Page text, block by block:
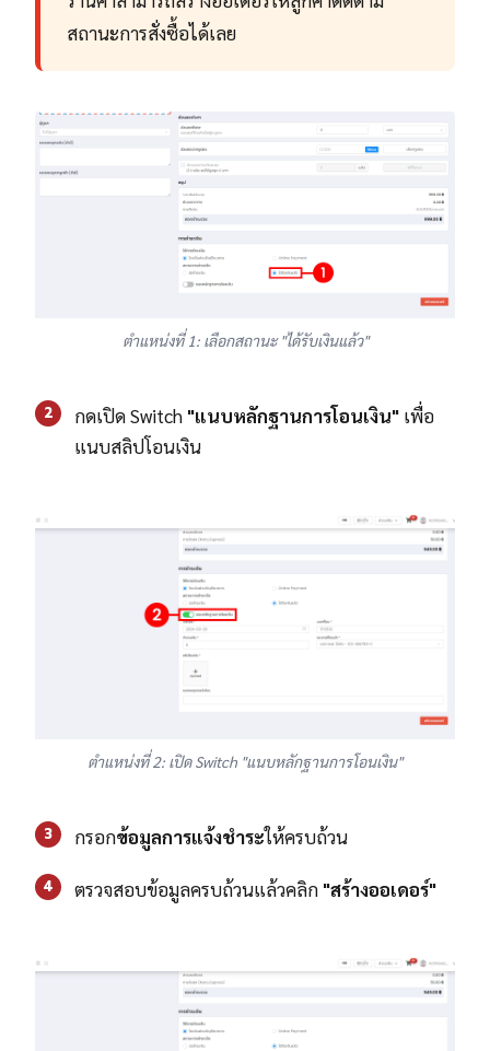
สถานะการสั่งซื้อได้เลย
ตำแหน่งที่ 1: เลือกสถานะ "ได้รับเงินแล้ว"
2 กดเปิด Switch "แนบหลักฐานการโอนเงิน" เพื่อ
แนบสลิปโอนเงิน
ตำแหน่งที่ 2: เปิด Switch "แนบหลักฐานการโอนเงิน"
3 กรอกข้อมูลการแจ้งชำระให้ครบถ้วน
4 ตรวจสอบข้อมูลครบถ้วนแล้วคลิก "สร้างออเดอร์"